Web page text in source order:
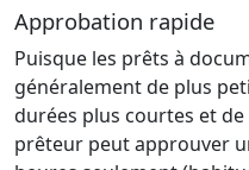
Approbation rapide
Puisque les prêts à
généralement de plus
durées plus courtes et
prêteur peut approuver